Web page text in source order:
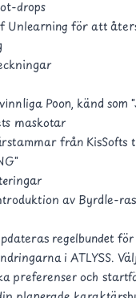
drops
Unlearning för att
Poon, känd som
maskotar
från KisSofts
av Byrdle-
regelbundet
i ATLYSS.
preferenser och